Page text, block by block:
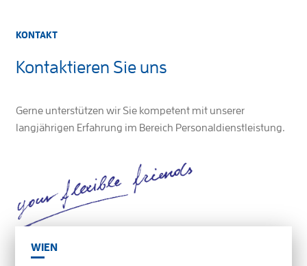
KONTAKT
Kontaktieren Sie uns
Gerne unterstützen wir Sie kompetent mit unserer
langjährigen Erfahrung im Bereich Personaldienstleistung.
WIEN